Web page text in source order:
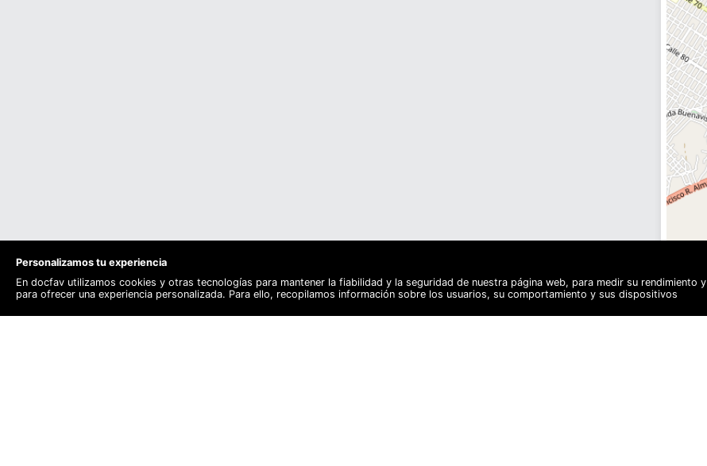
Personalizamos tu experiencia
En docfav utilizamos cookies y otras tecnologías para mantener la fiabilidad y la seguridad de nuestra página web, para medir su rendimiento y
para ofrecer una experiencia personalizada. Para ello, recopilamos información sobre los usuarios, su comportamiento y sus dispositivos